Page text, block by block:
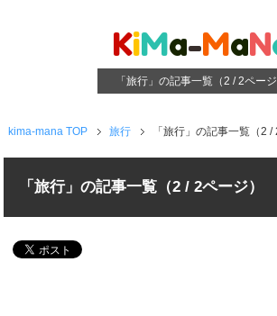
KiMa-MaN
「旅行」の記事一覧（2 / 2ページ
kima-mana TOP 旅行 「旅行」の記事一覧（2 /
「旅行」の記事一覧（2 / 2ページ）